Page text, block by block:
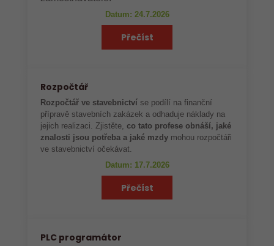
Datum: 24.7.2026
Přečíst
Rozpočtář
Rozpočtář ve stavebnictví se podílí na finanční
přípravě stavebních zakázek a odhaduje náklady na
jejich realizaci. Zjistěte,co tato profese obnáší, jaké
znalosti jsou potřeba a jaké mzdy mohou rozpočtáři
ve stavebnictví očekávat.
Datum: 17.7.2026
Přečíst
PLC programátor